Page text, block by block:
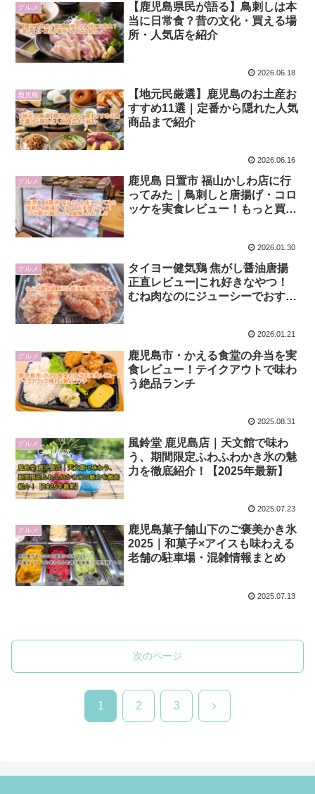
グルメ
【鹿児島県民が語る】鳥刺しは本
当に日常食？昔の文化・買える場
所・人気店を紹介
2026.06.18
鹿児島
【地元民厳選】鹿児島のお土産お
すすめ11選｜定番から隠れた人気
商品まで紹介
2026.06.16
グルメ
鹿児島 日置市 福山かしわ店に行
ってみた｜鳥刺しと唐揚げ・コロ
ッケを実食レビュー！もっと買え
2026.01.30
グルメ
タイヨー健気鶏 焦がし醤油唐揚
正直レビュー|これ好きなやつ！
むね肉なのにジューシーでおすす
2026.01.21
グルメ
鹿児島市・かえる食堂の弁当を実
食レビュー！テイクアウトで味わ
う絶品ランチ
2025.08.31
グルメ
風鈴堂 鹿児島店｜天文館で味わ
う、期間限定ふわふわかき氷の魅
力を徹底紹介！【2025年最新】
2025.07.23
グルメ
鹿児島菓子舗山下のご褒美かき氷
2025｜和菓子×アイスも味わえる
老舗の駐車場・混雑情報まとめ
2025.07.13
次のページ
1 2 3 次